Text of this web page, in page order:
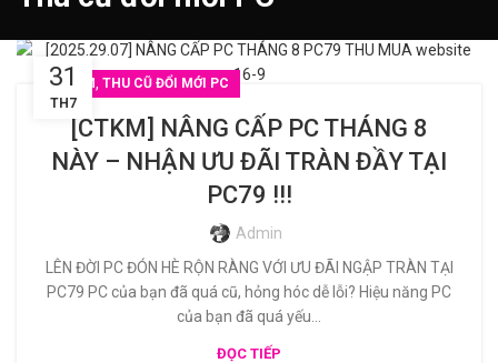
31
TH7
CTKM, THU CŨ ĐỔI MỚI PC
[CTKM] NÂNG CẤP PC THÁNG 8
NÀY – NHẬN ƯU ĐÃI TRÀN ĐẦY TẠI
PC79 !!!
Admin
LÊN ĐỜI PC ĐÓN HÈ RỘN RÀNG VỚI ƯU ĐÃI NGẬP TRÀN TẠI
PC79 PC của bạn đã quá cũ, hỏng hóc dễ lỗi? Hiệu năng PC
của bạn đã quá yếu...
ĐỌC TIẾP